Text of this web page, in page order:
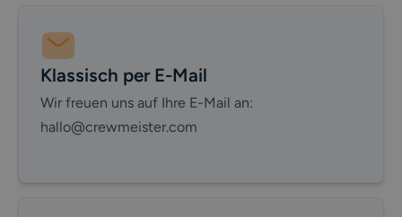
Klassisch per E-Mail
Wir freuen uns auf Ihre E-Mail an:
hallo@crewmeister.com